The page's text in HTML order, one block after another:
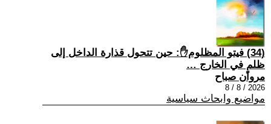
(34) فيتو المظلوم✋: حين تتحول قذارة الداخل إلى
ظلمٍ في الخارج …
مروان صباح
2026 / 8 / 8
مواضيع وابحاث سياسية